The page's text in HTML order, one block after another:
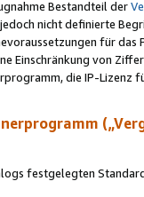
Bestandteil der
nicht definierte
für
von
die IP-
festgelegten